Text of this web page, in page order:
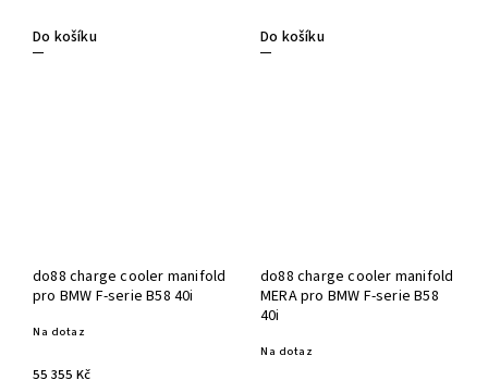
Do košíku Do košíku
do88 charge cooler manifold
pro BMW F-serie B58 40i
Na dotaz
55 355 Kč
do88 charge cooler manifold
MERA pro BMW F-serie B58
40i
Na dotaz